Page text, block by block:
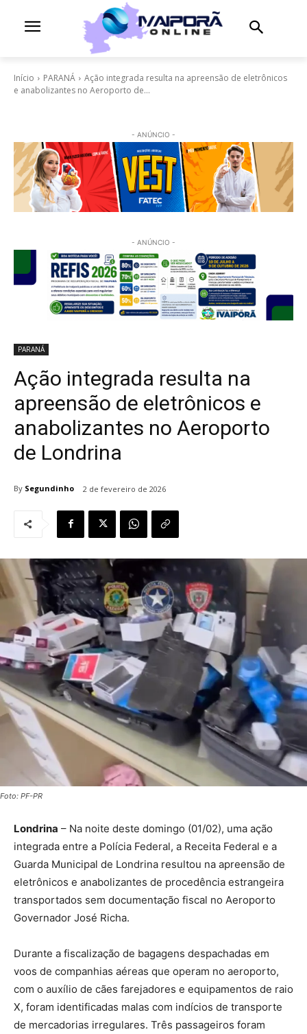
Início PARANÁ
Ação integrada resulta na apreensão de eletrônicos
e anabolizantes no Aeroporto de...
- ANÚNCIO -
- ANÚNCIO -
PARANÁ
Ação integrada resulta na
apreensão de eletrônicos e
anabolizantes no Aeroporto
de Londrina
By Segundinho 2 de fevereiro de 2026
Foto: PF-PR
Londrina – Na noite deste domingo (01/02), uma ação
integrada entre a Polícia Federal, a Receita Federal e a
Guarda Municipal de Londrina resultou na apreensão de
eletrônicos e anabolizantes de procedência estrangeira
transportados sem documentação fiscal no Aeroporto
Governador José Richa.
Durante a fiscalização de bagagens despachadas em
voos de companhias aéreas que operam no aeroporto,
com o auxílio de cães farejadores e equipamentos de raio
X, foram identificadas malas com indícios de transporte
de mercadorias irregulares. Três passageiros foram